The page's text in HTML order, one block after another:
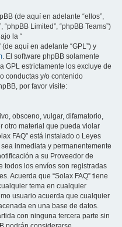
(de aquí en adelante “ellos”,
“phpBB Limited”, “phpBB Teams”)
la “
(de aquí en adelante “GPL”) y
. El software phpBB solamente
GPL estrictamente los excluye de
conductas y/o contenido
por favor visite:
obsceno, vulgar, difamatorio,
otro material que pueda violar
FAQ” está instalado o Leyes
inmediata y permanentemente
a su Proveedor de
todos los envíos son registradas
Acuerda que “Solax FAQ” tiene
tema en cualquier
usuario acuerda que cualquier
en una base de datos.
con ninguna tercera parte sin